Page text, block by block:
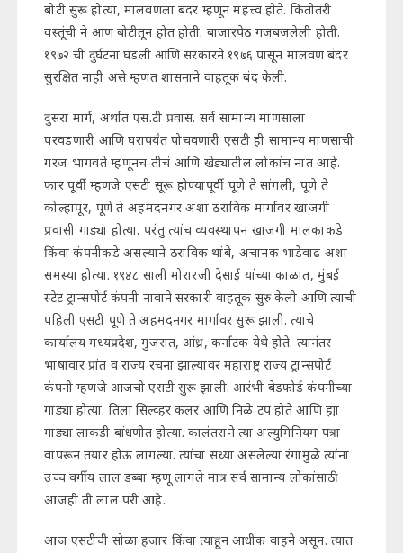
बोटी सुरू होत्या, मालवणला बंदर म्हणून महत्त्व होते. कितीतरी
वस्तूंची ने आण बोटीतून होत होती. बाजारपेठ गजबजलेली होती.
१९७२ ची दुर्घटना घडली आणि सरकारने १९७६ पासून मालवण बंदर
सुरक्षित नाही असे म्हणत शासनाने वाहतूक बंद केली.
दुसरा मार्ग, अर्थात एस.टी प्रवास. सर्व सामान्य माणसाला
परवडणारी आणि घरापर्यंत पोचवणारी एसटी ही सामान्य माणसाची
गरज भागवते म्हणूनच तीचं आणि खेड्यातील लोकांच नात आहे.
फार पूर्वी म्हणजे एसटी सूरू होण्यापूर्वी पूणे ते सांगली, पूणे ते
कोल्हापूर, पूणे ते अहमदनगर अशा ठराविक मार्गावर खाजगी
प्रवासी गाड्या होत्या. परंतु त्यांच व्यवस्थापन खाजगी मालकाकडे
किंवा कंपनीकडे असल्याने ठराविक थांबे, अचानक भाडेवाढ अशा
समस्या होत्या. १९४८ साली मोरारजी देसाई यांच्या काळात, मुंबई
स्टेट ट्रान्सपोर्ट कंपनी नावाने सरकारी वाहतूक सुरु केली आणि त्याची
पहिली एसटी पूणे ते अहमदनगर मार्गावर सुरू झाली. त्याचे
कार्यालय मध्यप्रदेश, गुजरात, आंध्र, कर्नाटक येथे होते. त्यानंतर
भाषावार प्रांत व राज्य रचना झाल्यावर महाराष्ट्र राज्य ट्रान्सपोर्ट
कंपनी म्हणजे आजची एसटी सुरू झाली. आरंभी बेडफोर्ड कंपनीच्या
गाड्या होत्या. तिला सिल्व्हर कलर आणि निळे टप होते आणि ह्या
गाड्या लाकडी बांधणीत होत्या. कालंतराने त्या अल्युमिनियम पत्रा
वापरून तयार होऊ लागल्या. त्यांचा सध्या असलेल्या रंगामुळे त्यांना
उच्च वर्गीय लाल डब्बा म्हणू लागले मात्र सर्व सामान्य लोकांसाठी
आजही ती लाल परी आहे.
आज एसटीची सोळा हजार किंवा त्याहून आधीक वाहने असून. त्यात